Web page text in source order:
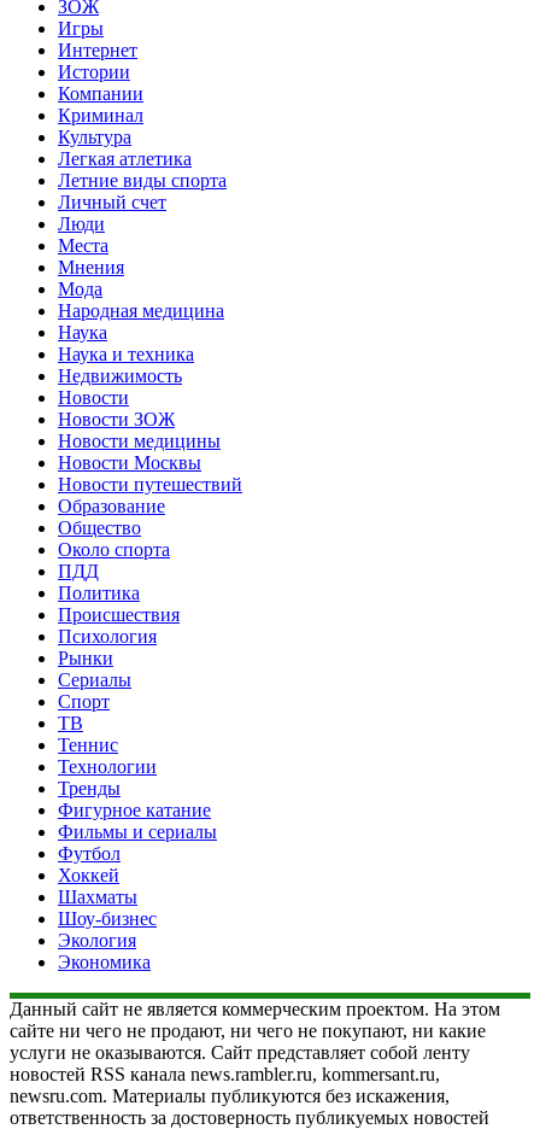
ЗОЖ
Игры
Интернет
Истории
Компании
Криминал
Культура
Легкая атлетика
Летние виды спорта
Личный счет
Люди
Места
Мнения
Мода
Народная медицина
Наука
Наука и техника
Недвижимость
Новости
Новости ЗОЖ
Новости медицины
Новости Москвы
Новости путешествий
Образование
Общество
Около спорта
ПДД
Политика
Происшествия
Психология
Рынки
Сериалы
Спорт
ТВ
Теннис
Технологии
Тренды
Фигурное катание
Фильмы и сериалы
Футбол
Хоккей
Шахматы
Шоу-бизнес
Экология
Экономика
Данный сайт не является коммерческим проектом. На этом
сайте ни чего не продают, ни чего не покупают, ни какие
услуги не оказываются. Сайт представляет собой ленту
новостей RSS канала news.rambler.ru, kommersant.ru,
newsru.com. Материалы публикуются без искажения,
ответственность за достоверность публикуемых новостей